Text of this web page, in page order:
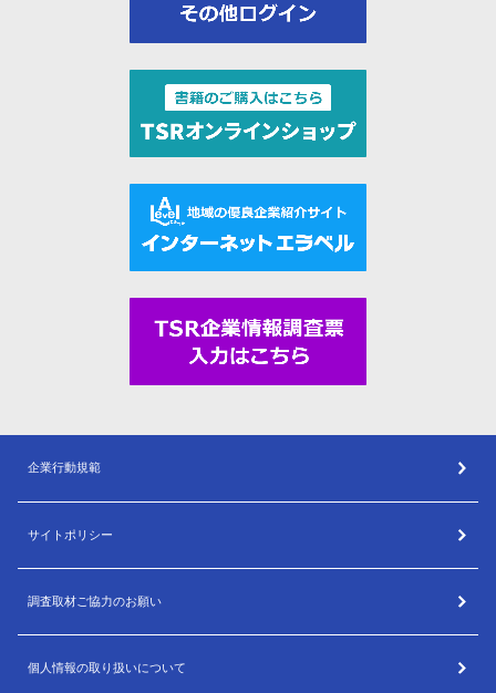
企業行動規範
サイトポリシー
調査取材ご協力のお願い
個人情報の取り扱いについて